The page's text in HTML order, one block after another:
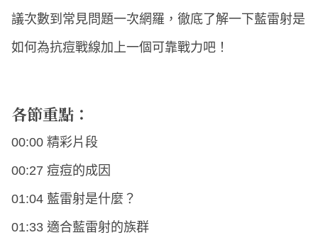
議次數到常見問題一次網羅，徹底了解一下藍雷射是
如何為抗痘戰線加上一個可靠戰力吧！
各節重點：
00:00 精彩片段
00:27 痘痘的成因
01:04 藍雷射是什麼？
01:33 適合藍雷射的族群